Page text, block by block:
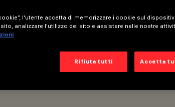
l'utente accetta di memorizzare i cookie sul
analizzare l'utilizzo del sito e assistere nelle nostre
Rifiuta tutti Accetta